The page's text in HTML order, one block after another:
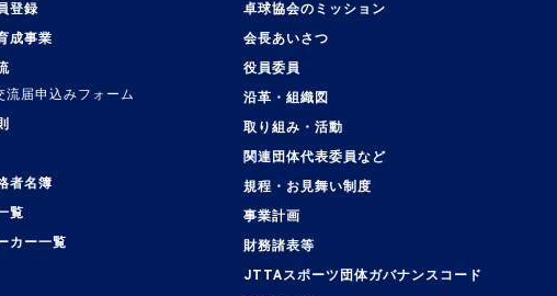
登録
成事業
流届申込みフォーム
者名簿
覧
カー一覧
卓球協会のミッション
会長あいさつ
役員委員
沿革・組織図
取り組み・活動
関連団体代表委員など
規程・お見舞い制度
事業計画
財務諸表等
JTTAスポーツ団体ガバナンスコード